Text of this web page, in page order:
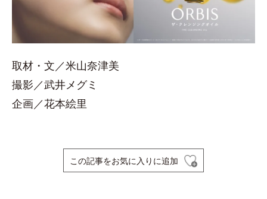
取材・文／米山奈津美
撮影／武井メグミ
企画／花本絵里
この記事をお気に入りに追加